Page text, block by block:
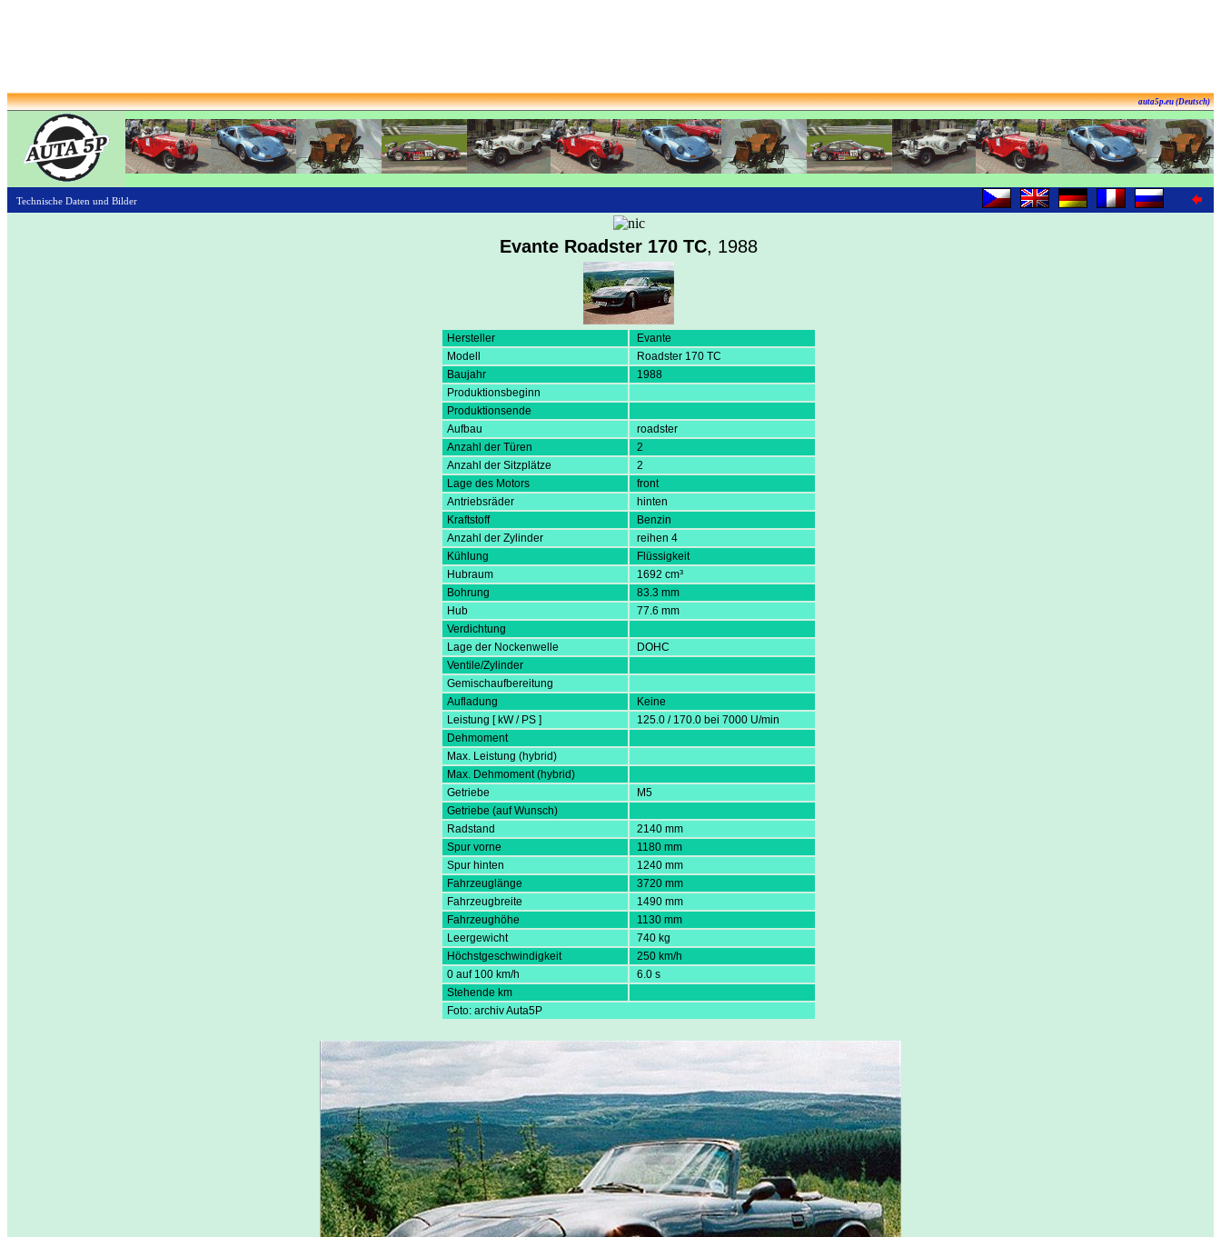
auta5p.eu (Deutsch)
Technische Daten und Bilder
Evante Roadster 170 TC, 1988
Hersteller
Evante
Modell
Roadster 170 TC
Baujahr
1988
Produktionsbeginn
Produktionsende
Aufbau
roadster
Anzahl der Türen
2
Anzahl der Sitzplätze
2
Lage des Motors
front
Antriebsräder
hinten
Kraftstoff
Benzin
Anzahl der Zylinder
reihen 4
Kühlung
Flüssigkeit
Hubraum
1692 cm³
Bohrung
83.3 mm
Hub
77.6 mm
Verdichtung
Lage der Nockenwelle
DOHC
Ventile/Zylinder
Gemischaufbereitung
Aufladung
Keine
Leistung [ kW / PS ]
125.0 / 170.0 bei 7000 U/min
Dehmoment
Max. Leistung (hybrid)
Max. Dehmoment (hybrid)
Getriebe
M5
Getriebe (auf Wunsch)
Radstand
2140 mm
Spur vorne
1180 mm
Spur hinten
1240 mm
Fahrzeuglänge
3720 mm
Fahrzeugbreite
1490 mm
Fahrzeughöhe
1130 mm
Leergewicht
740 kg
Höchstgeschwindigkeit
250 km/h
0 auf 100 km/h
6.0 s
Stehende km
Foto: archiv Auta5P